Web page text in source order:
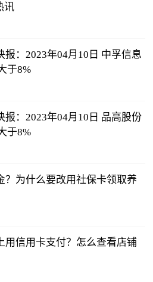
讯
：2023年04月10日 中孚信息
于8%
：2023年04月10日 品高股份
于8%
？为什么要改用社保卡领取养
用信用卡支付？怎么查看店铺